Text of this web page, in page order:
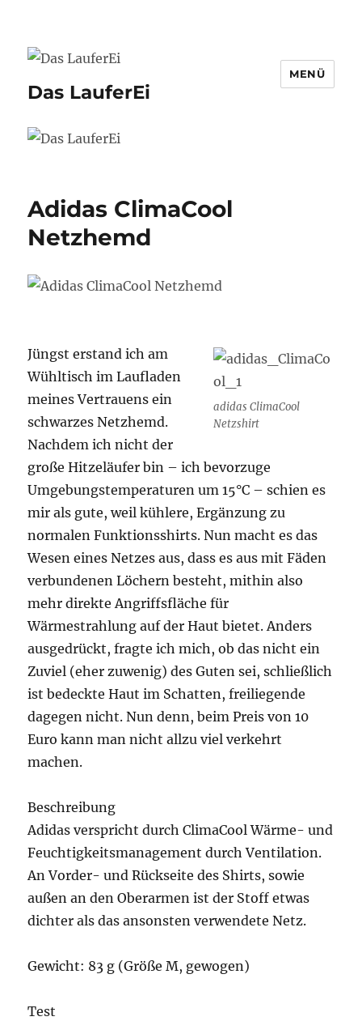
Das LauferEi
MENÜ
Adidas ClimaCool
Netzhemd
adidas ClimaCool
Netzshirt
Jüngst erstand ich am
Wühltisch im Laufladen
meines Vertrauens ein
schwarzes Netzhemd.
Nachdem ich nicht der
große Hitzeläufer bin – ich bevorzuge
Umgebungstemperaturen um 15°C – schien es
mir als gute, weil kühlere, Ergänzung zu
normalen Funktionsshirts. Nun macht es das
Wesen eines Netzes aus, dass es aus mit Fäden
verbundenen Löchern besteht, mithin also
mehr direkte Angriffsfläche für
Wärmestrahlung auf der Haut bietet. Anders
ausgedrückt, fragte ich mich, ob das nicht ein
Zuviel (eher zuwenig) des Guten sei, schließlich
ist bedeckte Haut im Schatten, freiliegende
dagegen nicht. Nun denn, beim Preis von 10
Euro kann man nicht allzu viel verkehrt
machen.
Beschreibung
Adidas verspricht durch ClimaCool Wärme- und
Feuchtigkeitsmanagement durch Ventilation.
An Vorder- und Rückseite des Shirts, sowie
außen an den Oberarmen ist der Stoff etwas
dichter als das ansonsten verwendete Netz.
Gewicht: 83 g (Größe M, gewogen)
Test